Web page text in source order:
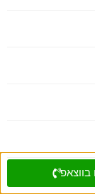
בווצאפ